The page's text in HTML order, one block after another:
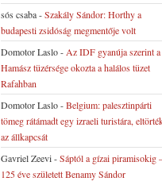
sós csaba-Szakály Sándor: Horthy a
budapesti zsidóság megmentője volt
Domotor Laslo- Az IDF gyanúja szerint a
Hamász tüzérsége okozta a halálos tüzet
Rafahban
Domotor Laslo-Belgium: palesztinpárti
tömeg rátámadt egy izraeli turistára,
az állkapcsát
Gavriel Zeevi-Sáptól a gízai piramisokig
125 éve született Benamy Sándor